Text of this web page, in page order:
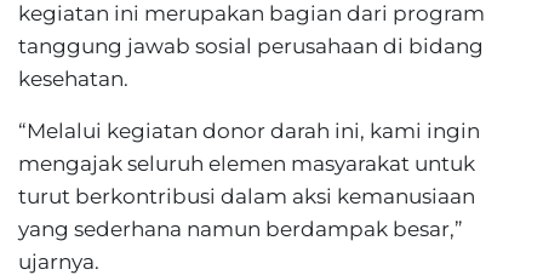
kegiatan ini merupakan bagian dari program
tanggung jawab sosial perusahaan di bidang
kesehatan.
“Melalui kegiatan donor darah ini, kami ingin
mengajak seluruh elemen masyarakat untuk
turut berkontribusi dalam aksi kemanusiaan
yang sederhana namun berdampak besar,”
ujarnya.